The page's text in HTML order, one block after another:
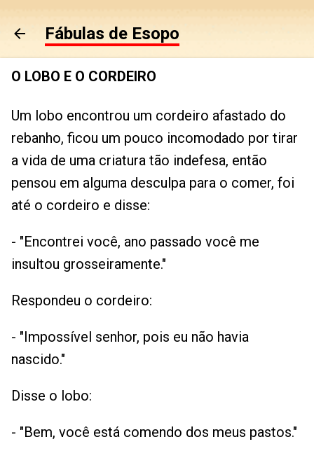
Fábulas de Esopo
O LOBO E O CORDEIRO
Um lobo encontrou um cordeiro afastado do
rebanho, ficou um pouco incomodado por tirar
a vida de uma criatura tão indefesa, então
pensou em alguma desculpa para o comer, foi
até o cordeiro e disse:
- "Encontrei você, ano passado você me
insultou grosseiramente."
Respondeu o cordeiro:
- "Impossível senhor, pois eu não havia
nascido."
Disse o lobo:
- "Bem, você está comendo dos meus pastos."